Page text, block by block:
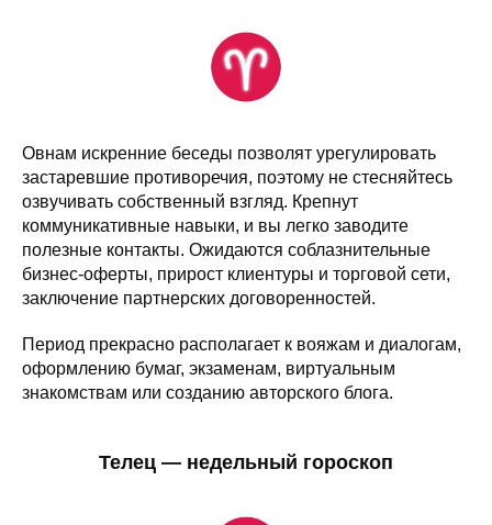
Овнам искренние беседы позволят урегулировать
застаревшие противоречия, поэтому не стесняйтесь
озвучивать собственный взгляд. Крепнут
коммуникативные навыки, и вы легко заводите
полезные контакты. Ожидаются соблазнительные
бизнес-оферты, прирост клиентуры и торговой сети,
заключение партнерских договоренностей.
Период прекрасно располагает к вояжам и диалогам,
оформлению бумаг, экзаменам, виртуальным
знакомствам или созданию авторского блога.
Телец — недельный гороскоп